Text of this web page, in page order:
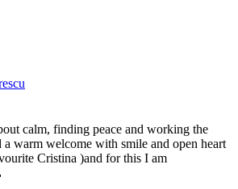
calm, finding peace and working the
warm welcome with smile and open heart
Cristina )and for this I am